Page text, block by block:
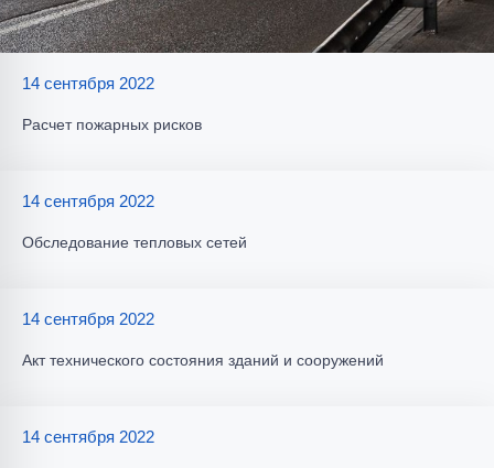
14 сентября 2022
Расчет пожарных рисков
14 сентября 2022
Обследование тепловых сетей
14 сентября 2022
Акт технического состояния зданий и сооружений
14 сентября 2022